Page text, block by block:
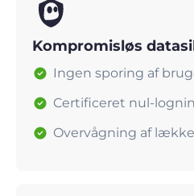
Kompromisløs
Ingen sporing af
Certificeret nul-
Overvågning af